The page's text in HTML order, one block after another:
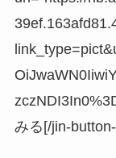
みる[/jin-